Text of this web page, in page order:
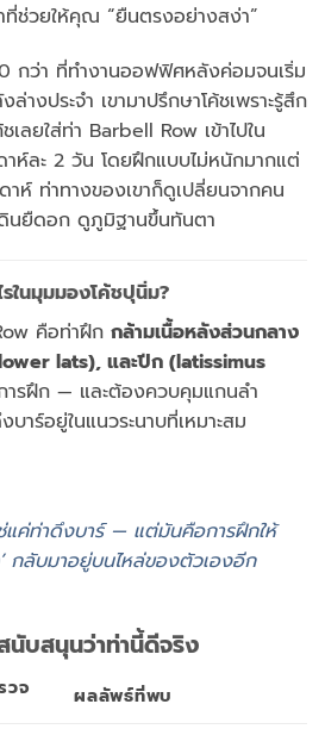
ช่วยให้คุณ “ยืนตรงอย่างสง่า”
กว่า ที่ทำงานออฟฟิศหลังค่อมจนเริ่ม
างประจำ เขามาปรึกษาโค้ชเพราะรู้สึก
เลยใส่ท่า Barbell Row เข้าไปใน
าห์ละ 2 วัน โดยฝึกแบบไม่หนักมากแต่
ห์ ท่าทางของเขาก็ดูเปลี่ยนจากคน
นยืดอก ดูภูมิฐานขึ้นทันตา
ในมุมมองโค้ชปุนิ่ม?
คือท่าฝึก กล้ามเนื้อหลังส่วนกลาง
lats), และปีก (latissimus
การฝึก — และต้องควบคุมแกนลำ
าร์อยู่ในแนวระนาบที่เหมาะสม
แค่ท่าดึงบาร์ — แต่มันคือการฝึกให้
กลับมาอยู่บนไหล่ของตัวเองอีก
นับสนุนว่าท่านี้ดีจริง
วจ ผลลัพธ์ที่พบ